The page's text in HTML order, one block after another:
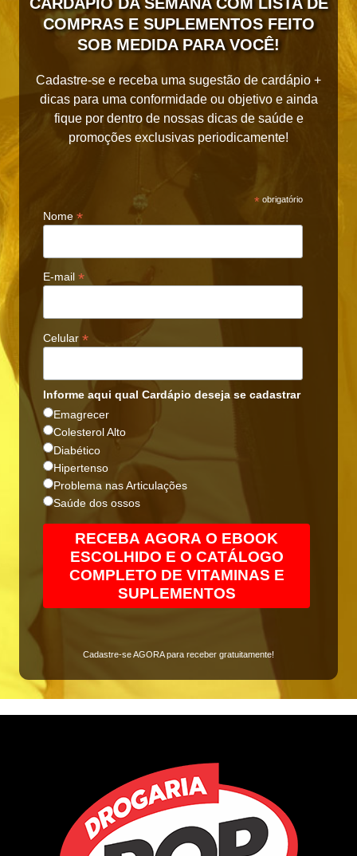
COMPRAS E SUPLEMENTOS FEITO
SOB MEDIDA PARA VOCÊ!
Cadastre-se e receba uma sugestão de cardápio +
dicas para uma conformidade ou objetivo e ainda
fique por dentro de nossas dicas de saúde e
promoções exclusivas periodicamente!
* obrigatório
Nome *
E-mail *
Celular *
Informe aqui qual Cardápio deseja se cadastrar
Emagrecer
Colesterol Alto
Diabético
Hipertenso
Problema nas Articulações
Saúde dos ossos
Cadastre-se AGORA para receber gratuitamente!